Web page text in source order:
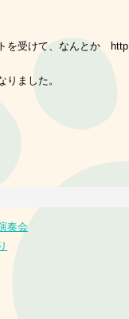
を受けて、なんとか
ました。
奏会